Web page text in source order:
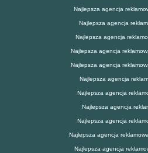
Najlepsza agencja
Najlepsza agencja
Najlepsza agencja
Najlepsza agencja
Najlepsza agencja
Najlepsza agencja
Najlepsza agencja
Najlepsza agencja
Najlepsza agencja
Najlepsza agencja
Najlepsza agencja